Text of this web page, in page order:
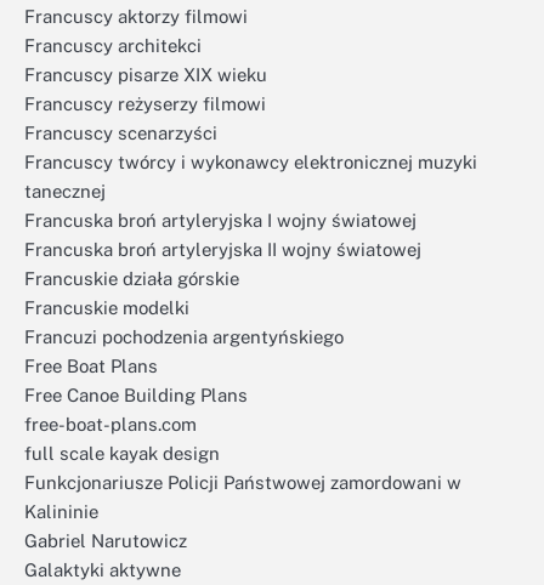
Francuscy aktorzy filmowi
Francuscy architekci
Francuscy pisarze XIX wieku
Francuscy reżyserzy filmowi
Francuscy scenarzyści
Francuscy twórcy i wykonawcy elektronicznej muzyki
tanecznej
Francuska broń artyleryjska I wojny światowej
Francuska broń artyleryjska II wojny światowej
Francuskie działa górskie
Francuskie modelki
Francuzi pochodzenia argentyńskiego
Free Boat Plans
Free Canoe Building Plans
free-boat-plans.com
full scale kayak design
Funkcjonariusze Policji Państwowej zamordowani w
Kalininie
Gabriel Narutowicz
Galaktyki aktywne